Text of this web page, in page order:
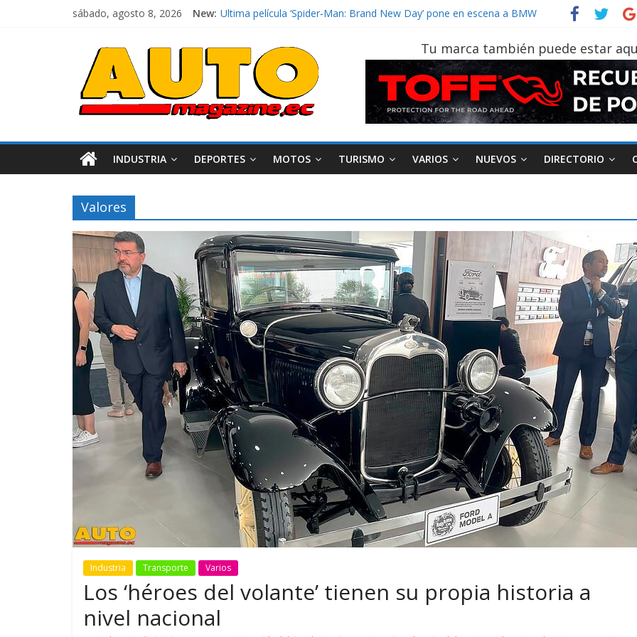
sábado, agosto 8, 2026 New: Ultima película ‘Spider‑Man: Brand New Day’ pone en escena a BMW
La Vuelta al Ecuador 2026, edición 47ª, recorre 7 provincias en 8 días
La FEDAK recibe 12 Sinotruk Bolden para cubrir las rutas de La Vuelta
El costo de tener un vehículo gana protagonismo a la hora de decidir
Tu marca también puede estar
INDUSTRIA DEPORTES MOTOS TURISMO VARIOS NUEVOS DIRECTORIO
Valores
Industria Transporte Varios
Los ‘héroes del volante’ tienen su propia historia a
nivel nacional
Movilidad Varios
GM reafirma su
compromiso con movilidad
más segura y conectada
Movilidad Turismo Varios
¿Qué puede pasar con tu
vehículo si permanece
varios días sin usar?
AEADE Industria Motociclismo
Movilidad
Campaña busca cambiar
destino de los
en la región